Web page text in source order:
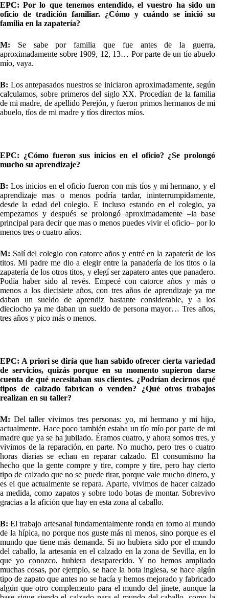
EPC: Por lo que tenemos entendido, el vuestro ha sido un
oficio de tradición familiar. ¿Cómo y cuándo se inició su
familia en la zapatería?
M: Se sabe por familia que fue antes de la guerra,
aproximadamente sobre 1909, 12, 13… Por parte de un tío abuelo
mío, vaya.
B: Los antepasados nuestros se iniciaron aproximadamente, según
calculamos, sobre primeros del siglo XX. Procedían de la familia
de mi madre, de apellido Perejón, y fueron primos hermanos de mi
abuelo, tíos de mi madre y tíos directos míos.
EPC: ¿Cómo fueron sus inicios en el oficio? ¿Se prolongó
mucho su aprendizaje?
B: Los inicios en el oficio fueron con mis tíos y mi hermano, y el
aprendizaje mas o menos podría tardar, ininterrumpidamente,
desde la edad del colegio. E incluso estando en el colegio, ya
empezamos y después se prolongó aproximadamente –la base
principal para decir que mas o menos puedes vivir el oficio– por lo
menos tres o cuatro años.
M: Salí del colegio con catorce años y entré en la zapatería de los
titos. Mi padre me dio a elegir entre la panadería de los titos o la
zapatería de los otros titos, y elegí ser zapatero antes que panadero.
Podía haber sido al revés. Empecé con catorce años y más o
menos a los diecisiete años, con tres años de aprendizaje ya me
daban un sueldo de aprendiz bastante considerable, y a los
dieciocho ya me daban un sueldo de persona mayor… Tres años,
tres años y pico más o menos.
EPC: A priori se diría que han sabido ofrecer cierta variedad
de servicios, quizás porque en su momento supieron darse
cuenta de qué necesitaban sus clientes. ¿Podrían decirnos qué
tipos de calzado fabrican o venden? ¿Qué otros trabajos
realizan en su taller?
M: Del taller vivimos tres personas: yo, mi hermano y mi hijo,
actualmente. Hace poco también estaba un tío mío por parte de mi
madre que ya se ha jubilado. Éramos cuatro, y ahora somos tres, y
vivimos de la reparación, en parte. No mucho, pero tres o cuatro
horas diarias se echan en reparar calzado. El consumismo ha
hecho que la gente compre y tire, compre y tire, pero hay cierto
tipo de calzado que no se puede tirar, porque vale mucho dinero, y
es el que actualmente se repara. Aparte, vivimos de hacer calzado
a medida, como zapatos y sobre todo botas de montar. Sobrevivo
gracias a la afición que hay en esta zona al caballo.
B: El trabajo artesanal fundamentalmente ronda en torno al mundo
de la hípica, no porque nos guste más ni menos, sino porque es el
mundo que tiene más demanda. Si no hubiera sido por el mundo
del caballo, la artesanía en el calzado en la zona de Sevilla, en lo
que yo conozco, hubiera desaparecido. Y no hemos ampliado
muchas cosas, por ejemplo, se hace la bota inglesa, se hace algún
tipo de zapato que antes no se hacía y hemos mejorado y fabricado
algún que otro complemento para el mundo del jinete, aunque la